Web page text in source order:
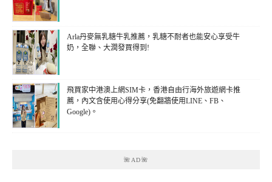
Arla丹麥無乳糖牛乳推薦，乳糖不耐者也能安心享受牛
奶，全聯、大潤發買得到!
飛買家中港澳上網SIM卡，香港自由行海外旅遊網卡推
薦，內文含使用心得分享(免翻牆使用LINE、FB、
Google)。
🌺AD🌺